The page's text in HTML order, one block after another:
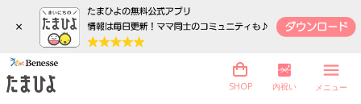
×
SHOP 内祝い メニュー